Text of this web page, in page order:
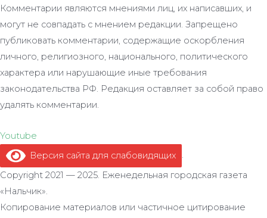
Комментарии являются мнениями лиц, их написавших, и
могут не совпадать с мнением редакции. Запрещено
публиковать комментарии, содержащие оскорбления
личного, религиозного, национального, политического
характера или нарушающие иные требования
законодательства РФ. Редакция оставляет за собой право
удалять комментарии.
Youtube
Версия сайта для слабовидящих
.
Copyright 2021 — 2025. Еженедельная городская газета
«Нальчик».
Копирование материалов или частичное цитирование